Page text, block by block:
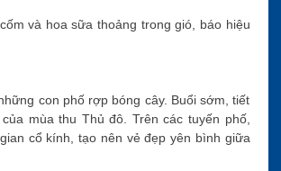
và hoa sữa thoảng trong gió, báo hiệu
con phố rợp bóng cây. Buổi sớm, tiết
mùa thu Thủ đô. Trên các tuyến phố,
cổ kính, tạo nên vẻ đẹp yên bình giữa